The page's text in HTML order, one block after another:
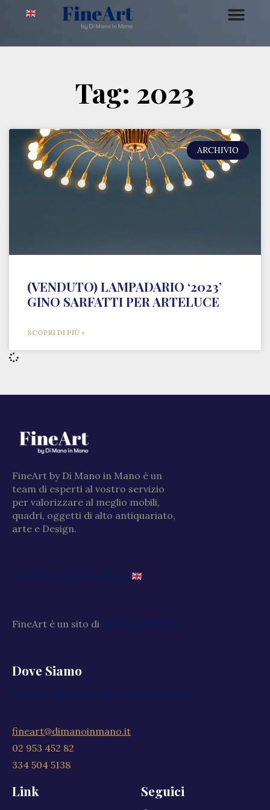
Tag: 2023
ARCHIVIO
(VENDUTO) LAMPADARIO ‘2023’
GINO SARFATTI PER ARTELUCE
SCOPRI DI PIÙ »
FineArt by Di Mano in Mano è un
team di esperti al vostro servizio
per valorizzare al meglio mobili,
quadri, oggetti di alto antiquariato,
arte e Design.
Go to the English website
FineArt è un sito di Di Mano in Mano
Dove Siamo
Via XXV Aprile, 59, 20040 Cambiago MI
fineart@dimanoinmano.it
02 953 452 82
334 504 5138
Link Seguici